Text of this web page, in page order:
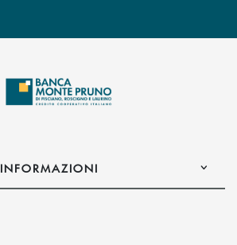
INFORMAZIONI